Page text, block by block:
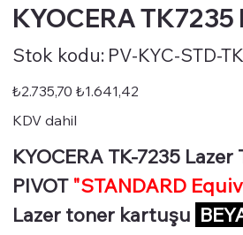
KYOCERA
Stok kodu:
kodu:
STD-
TK7235-
PV-KYC-STD-
Orijinal
fiyat
₺2.735,70 İndirimli
fiyat
₺1.641,42
KDV dahil
KYOCERA TK-7235
PIVOT "STANDARD
Lazer toner kartuşu